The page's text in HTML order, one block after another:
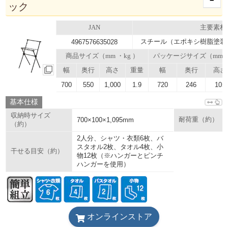
ック
JAN 主要素材
4967576635028 スチール（エポキシ樹脂塗
商品サイズ（mm ・kg ）
パッケージサイズ（mm
幅
奥行 高さ 重量 幅 奥行 高さ
700 550 1,000 1.9 720 246 105
基本仕様
収納時サイズ
（約）
700×100×1,095mm 耐荷重（約）
干せる目安（約）
2人分、シャツ・衣類6枚、バ
スタオル2枚、タオル4枚、小
物12枚（※ハンガーとピンチ
ハンガーを使用）
オンラインストア